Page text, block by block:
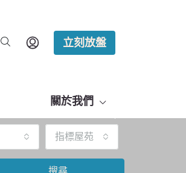
立刻放盤
關於我們
指標屋苑